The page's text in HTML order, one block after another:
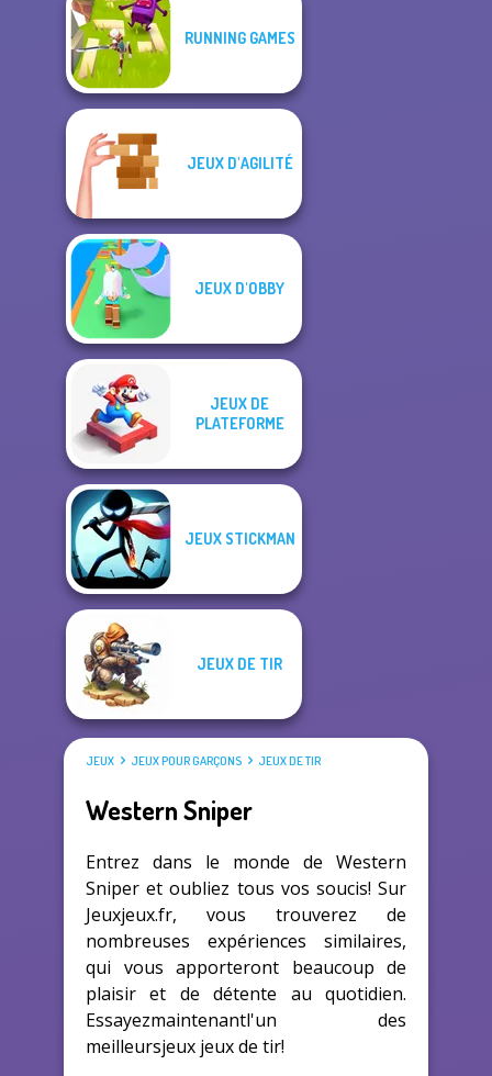
RUNNING GAMES
JEUX D'AGILITÉ
JEUX D'OBBY
JEUX DE
PLATEFORME
JEUX STICKMAN
JEUX DE TIR
JEUX JEUX POUR GARÇONS JEUX DE TIR
Western Sniper
Entrez dans le monde de Western
Sniper et oubliez tous vos soucis! Sur
Jeuxjeux.fr, vous trouverez de
nombreuses expériences similaires,
qui vous apporteront beaucoup de
plaisir et de détente au quotidien.
Essayezmaintenantl'un des
meilleursjeux jeux de tir!